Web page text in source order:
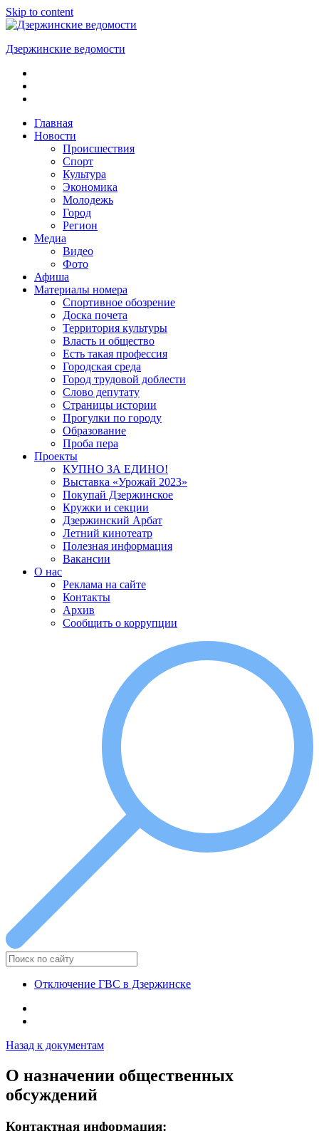
Skip to content
Дзержинские ведомости
ОБЩЕСТВЕННО-
ПОЛИТИЧЕСКАЯ
ГАЗЕТАГлавная
Новости
Происшествия
Спорт
Культура
Экономика
Молодежь
Город
Регион
Медиа
Видео
Фото
Афиша
Материалы номера
Спортивное обозрение
Доска почета
Территория культуры
Власть и общество
Есть такая профессия
Городская среда
Город трудовой доблести
Слово депутату
Страницы истории
Прогулки по городу
Образование
Проба пера
Проекты
КУПНО ЗА ЕДИНО!
Выставка «Урожай 2023»
Покупай Дзержинское
Кружки и секции
Дзержинский Арбат
Летний кинотеатр
Полезная информация
Вакансии
О нас
Реклама на сайте
Контакты
Архив
Сообщить о коррупции
Отключение ГВС в Дзержинске
Назад к документам
О назначении общественных
обсуждений
Контактная информация: